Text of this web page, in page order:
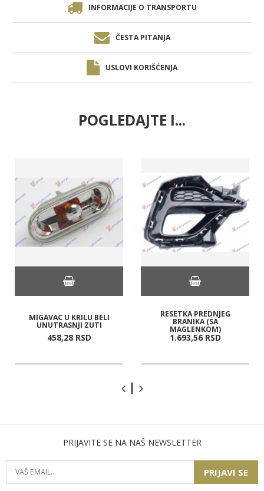
INFORMACIJE O TRANSPORTU
ČESTA PITANJA
USLOVI KORIŠĆENJA
POGLEDAJTE I...
MIGAVAC U KRILU BELI
UNUTRASNJI ZUTI
458,28 RSD
RESETKA PREDNJEG
BRANIKA (SA
MAGLENKOM)
1.693,56 RSD
PRIJAVITE SE NA NAŠ NEWSLETTER
PRIJAVI SE